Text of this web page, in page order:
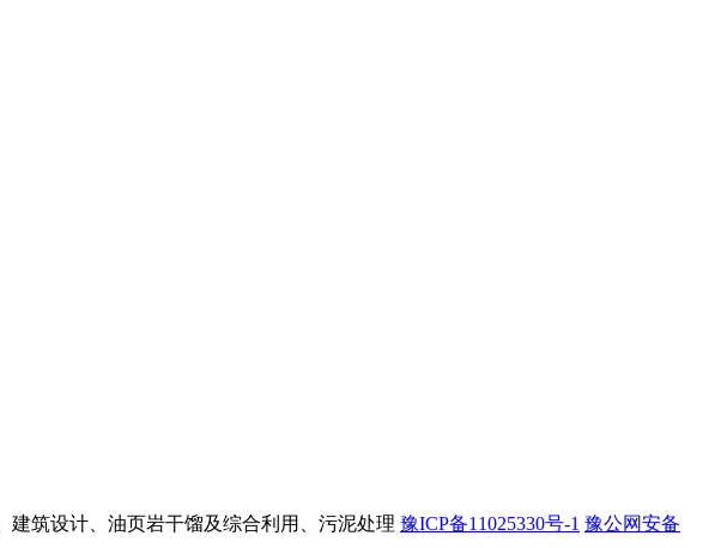
筑设计、油页岩干馏及综合利用、污泥处理 豫ICP备11025330号-1 豫公网安备